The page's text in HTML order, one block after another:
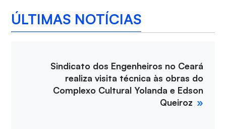
ÚLTIMAS NOTÍCIAS
Sindicato dos Engenheiros no Ceará
realiza visita técnica às obras do
Complexo Cultural Yolanda e Edson
Queiroz